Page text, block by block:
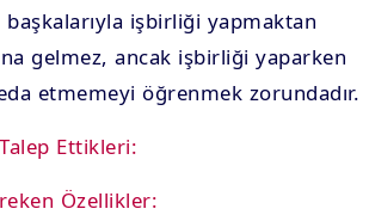
işbirliği yapmaktan
gelmez, ancak işbirliği yaparken
etmemeyi öğrenmek zorundadır.
Ettikleri:
Özellikler: